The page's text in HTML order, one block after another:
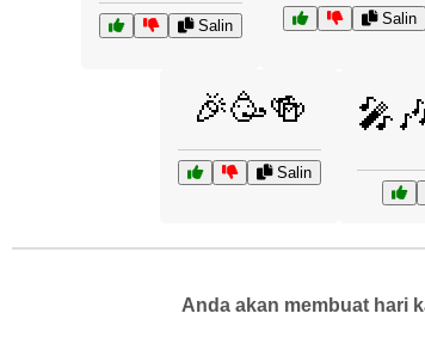
Salin Salin
🎉🥳🍻
Salin
Anda akan membuat hari